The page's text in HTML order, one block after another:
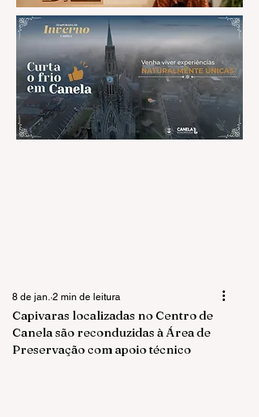
Capivaras localizadas no Centro de
Canela são reconduzidas à Área de
Preservação com apoio técnico
8 de jan. 2 min de leitura